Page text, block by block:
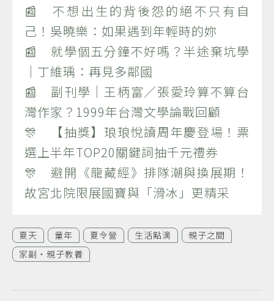
📰 不想出生的背後怨的絕不只有自
己！吳曉樂：如果遇到年輕時的妳
📰 就學個五分鐘不好嗎？半途棄坑學
｜丁維瑀：再見多鄰國
📰 副刊學｜王柄富／張愛玲算不算台
灣作家？1999年台灣文學論戰回顧
🎊 【抽獎】琅琅悅讀周年慶登場！票
選上半年TOP20關鍵詞抽千元禮券
🎊 避開《龍藏經》排隊潮與換展期！
故宮北院限展國寶與「滑冰」更精采
夏天 童年 夏令營 生活點滴
親子之間
家副‧親子教養